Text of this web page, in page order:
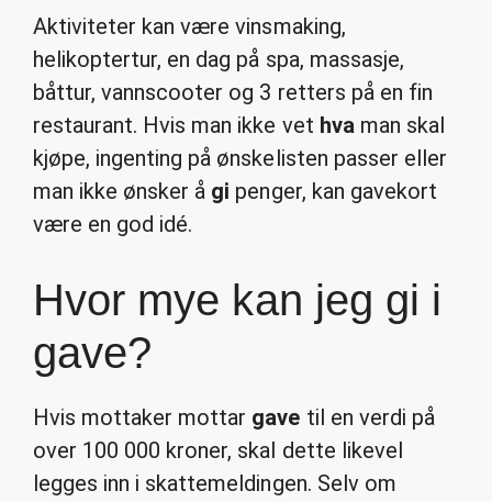
Aktiviteter kan være vinsmaking,
helikoptertur, en dag på spa, massasje,
båttur, vannscooter og 3 retters på en fin
restaurant. Hvis man ikke vet hvaman skal
kjøpe, ingenting på ønskelisten passer eller
man ikke ønsker å gi penger, kan gavekort
være en god idé.
Hvor mye kan jeg gi i
gave?
Hvis mottaker mottar gave til en verdi på
over 100 000 kroner, skal dette likevel
legges inn i skattemeldingen. Selv om